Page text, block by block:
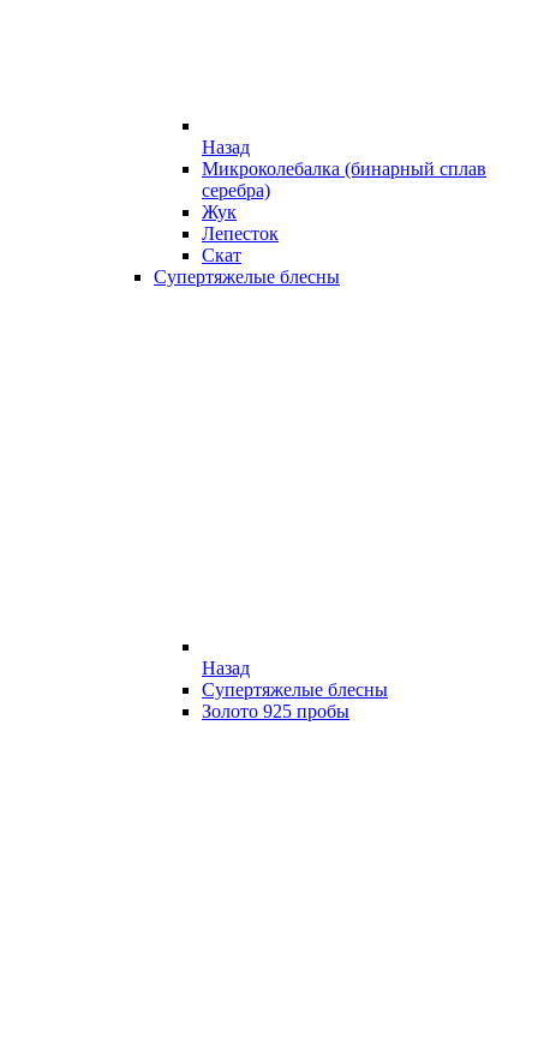
Назад
Микроколебалка (бинарный сплав
серебра)
Жук
Лепесток
Скат
Супертяжелые блесны
Назад
Супертяжелые блесны
Золото 925 пробы